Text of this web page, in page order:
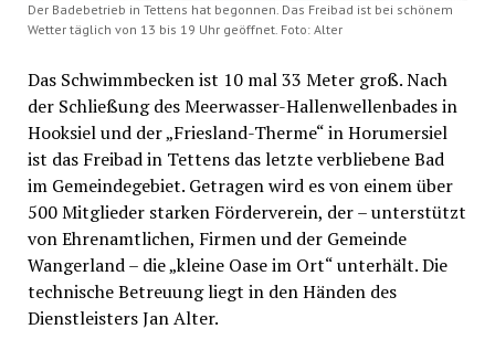
Der Badebetrieb in Tettens hat begonnen. Das Freibad ist bei schönem
Wetter täglich von 13 bis 19 Uhr geöffnet. Foto: Alter
Das Schwimmbecken ist 10 mal 33 Meter groß. Nach
der Schließung des Meerwasser-Hallenwellenbades in
Hooksiel und der „Friesland-Therme“ in Horumersiel
ist das Freibad in Tettens das letzte verbliebene Bad
im Gemeindegebiet. Getragen wird es von einem über
500 Mitglieder starken Förderverein, der – unterstützt
von Ehrenamtlichen, Firmen und der Gemeinde
Wangerland – die „kleine Oase im Ort“ unterhält. Die
technische Betreuung liegt in den Händen des
Dienstleisters Jan Alter.